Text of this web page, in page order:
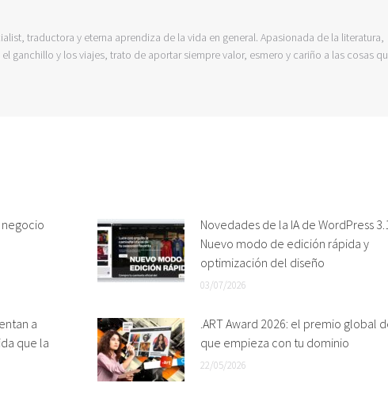
traductora y eterna aprendiza de la vida en general. Apasionada de la literatura,
ganchillo y los viajes, trato de aportar siempre valor, esmero y cariño a las cosas
Novedades de la IA de WordPress
Nuevo modo de edición rápida y
optimización del diseño
03/07/2026
a
que la
.ART Award 2026: el premio global
que empieza con tu dominio
22/05/2026